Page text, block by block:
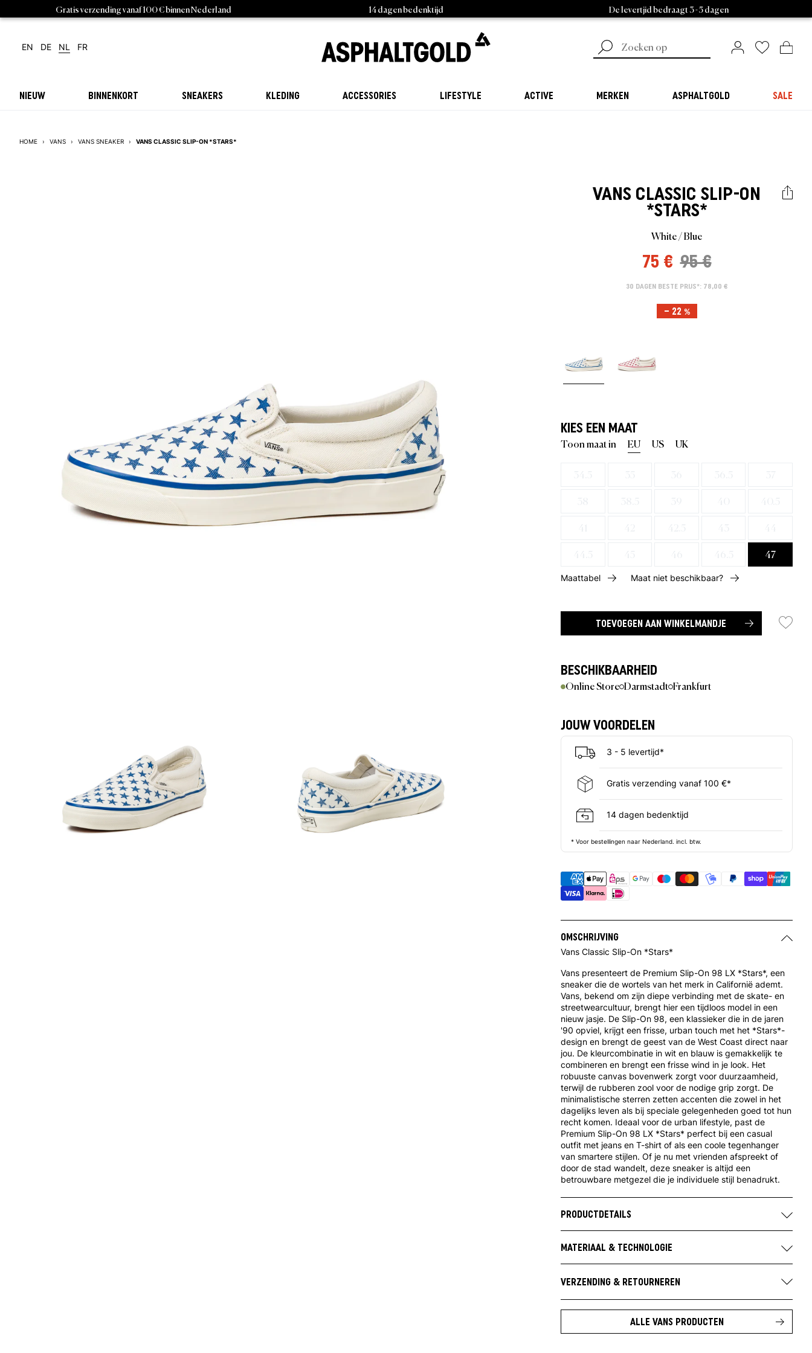
Gratis verzending vanaf 100 € binnen Nederland 14 dagen bedenktijd De levertjid bedraagt 3 - 5 dagen
EN DE NL FR
NIEUW BINNENKORT SNEAKERS KLEDING ACCESSORIES LIFESTYLE ACTIVE MERKEN ASPHALTGOLD SALE
HOME › VANS › VANS SNEAKER › VANS CLASSIC SLIP-ON *STARS*
VANS CLASSIC SLIP-ON
*STARS*
White / Blue
75 € 95 €
30 DAGEN BESTE PRIJS*: 78,00 €
– 22 %
KIES EEN MAAT
Toon maat in EU US UK
47
Maattabel Maat niet beschikbaar?
TOEVOEGEN AAN WINKELMANDJE
BESCHIKBAARHEID
Online Store Darmstadt Frankfurt
JOUW VOORDELEN
3 - 5 levertijd*
Gratis verzending vanaf 100 €*
14 dagen bedenktijd
* Voor bestellingen naar Nederland. incl. btw.
OMSCHRIJVING
Vans Classic Slip-On *Stars*
Vans presenteert de Premium Slip-On 98 LX *Stars*, een
sneaker die de wortels van het merk in Californië ademt.
Vans, bekend om zijn diepe verbinding met de skate- en
streetwearcultuur, brengt hier een tijdloos model in een
nieuw jasje. De Slip-On 98, een klassieker die in de jaren
'90 opviel, krijgt een frisse, urban touch met het *Stars*-
design en brengt de geest van de West Coast direct naar
jou. De kleurcombinatie in wit en blauw is gemakkelijk te
combineren en brengt een frisse wind in je look. Het
robuuste canvas bovenwerk zorgt voor duurzaamheid,
terwijl de rubberen zool voor de nodige grip zorgt. De
minimalistische sterren zetten accenten die zowel in het
dagelijks leven als bij speciale gelegenheden goed tot hun
recht komen. Ideaal voor de urban lifestyle, past de
Premium Slip-On 98 LX *Stars* perfect bij een casual
outfit met jeans en T-shirt of als een coole tegenhanger
van smartere stijlen. Of je nu met vrienden afspreekt of
door de stad wandelt, deze sneaker is altijd een
betrouwbare metgezel die je individuele stijl benadrukt.
PRODUCTDETAILS
Artikelnummer:
Via Laveggio 5
6855 Stabio
Zwitserland
https://www.vans.com/nl-nl/
MATERIAAL & TECHNOLOGIE
Zool: Rubber
VERZENDING & RETOURNEREN
Je vindt alle verzendinformatie hier.
Retourtermijn van 14 dagen na ontvangst van de
ALLE VANS PRODUCTEN